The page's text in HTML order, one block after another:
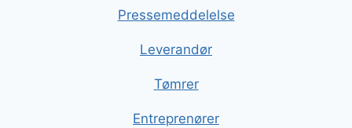
Pressemeddelelse
Leverandør
Tømrer
Entreprenører